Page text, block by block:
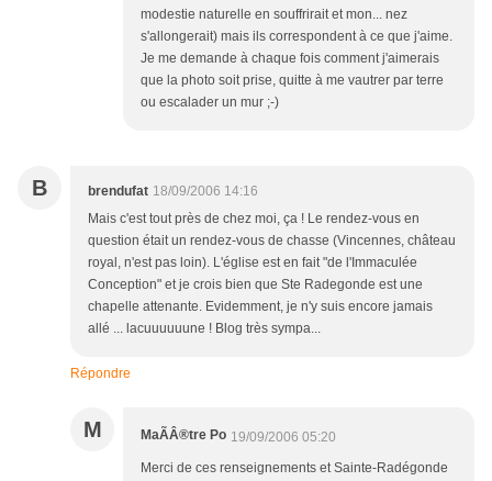
modestie naturelle en souffrirait et mon... nez
s'allongerait) mais ils correspondent à ce que j'aime.
Je me demande à chaque fois comment j'aimerais
que la photo soit prise, quitte à me vautrer par terre
ou escalader un mur ;-)
B brendufat 18/09/2006 14:16
Mais c'est tout près de chez moi, ça ! Le rendez-vous en
question était un rendez-vous de chasse (Vincennes, château
royal, n'est pas loin). L'église est en fait "de l'Immaculée
Conception" et je crois bien que Ste Radegonde est une
chapelle attenante. Evidemment, je n'y suis encore jamais
allé ... lacuuuuuune ! Blog très sympa...
Répondre
M MaÃÂ®tre Po 19/09/2006 05:20
Merci de ces renseignements et Sainte-Radégonde